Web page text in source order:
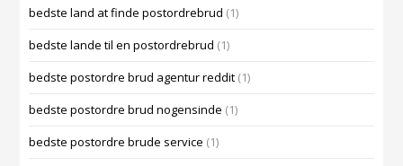
bedste land at finde postordrebrud (1)
bedste lande til en postordrebrud (1)
bedste postordre brud agentur reddit (1)
bedste postordre brud nogensinde (1)
bedste postordre brude service (1)